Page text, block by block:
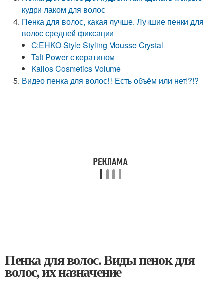
кудри лаком для волос
Пенка для волос, какая лучше. Лучшие пенки для
волос средней фиксации
C:EHKO Style Styling Mousse Crystal
Taft Power с кератином
Kallos Cosmetics Volume
Видео пенка для волос!!! Есть объём или нет!?!?
Пенка для волос. Виды пенок для
волос, их назначение